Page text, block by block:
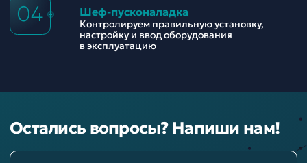
04 Шеф-пусконаладка
Контролируем правильную установку,
настройку и ввод оборудования
в эксплуатацию
Остались вопросы? Напиши нам!